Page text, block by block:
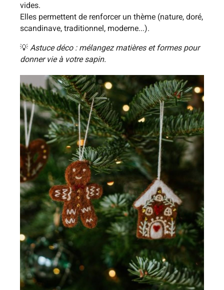
vides.
Elles permettent de renforcer un thème (nature, doré,
scandinave, traditionnel, moderne...).
💡 Astuce déco : mélangez matières et formes pour
donner vie à votre sapin.